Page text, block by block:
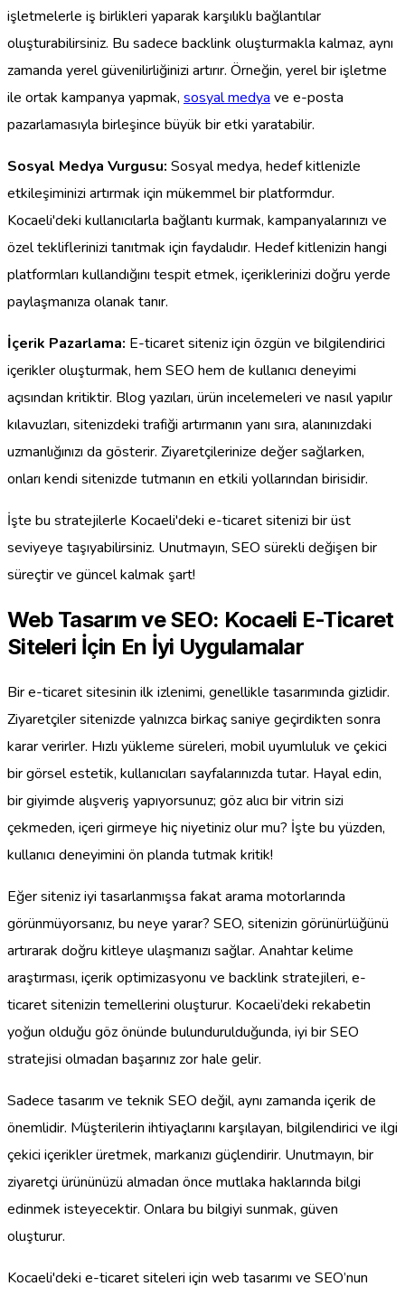
işletmelerle iş birlikleri yaparak karşılıklı bağlantılar
oluşturabilirsiniz. Bu sadece backlink oluşturmakla kalmaz, aynı
zamanda yerel güvenilirliğinizi artırır. Örneğin, yerel bir işletme
ile ortak kampanya yapmak, sosyal medya ve e-posta
pazarlamasıyla birleşince büyük bir etki yaratabilir.
Sosyal Medya Vurgusu: Sosyal medya, hedef kitlenizle
etkileşiminizi artırmak için mükemmel bir platformdur.
Kocaeli'deki kullanıcılarla bağlantı kurmak, kampanyalarınızı ve
özel tekliflerinizi tanıtmak için faydalıdır. Hedef kitlenizin hangi
platformları kullandığını tespit etmek, içeriklerinizi doğru yerde
paylaşmanıza olanak tanır.
İçerik Pazarlama: E-ticaret siteniz için özgün ve bilgilendirici
içerikler oluşturmak, hem SEO hem de kullanıcı deneyimi
açısından kritiktir. Blog yazıları, ürün incelemeleri ve nasıl yapılır
kılavuzları, sitenizdeki trafiği artırmanın yanı sıra, alanınızdaki
uzmanlığınızı da gösterir. Ziyaretçilerinize değer sağlarken,
onları kendi sitenizde tutmanın en etkili yollarından birisidir.
İşte bu stratejilerle Kocaeli'deki e-ticaret sitenizi bir üst
seviyeye taşıyabilirsiniz. Unutmayın, SEO sürekli değişen bir
süreçtir ve güncel kalmak şart!
Web Tasarım ve SEO: Kocaeli E-Ticaret
Siteleri İçin En İyi Uygulamalar
Bir e-ticaret sitesinin ilk izlenimi, genellikle tasarımında gizlidir.
Ziyaretçiler sitenizde yalnızca birkaç saniye geçirdikten sonra
karar verirler. Hızlı yükleme süreleri, mobil uyumluluk ve çekici
bir görsel estetik, kullanıcıları sayfalarınızda tutar. Hayal edin,
bir giyimde alışveriş yapıyorsunuz; göz alıcı bir vitrin sizi
çekmeden, içeri girmeye hiç niyetiniz olur mu? İşte bu yüzden,
kullanıcı deneyimini ön planda tutmak kritik!
Eğer siteniz iyi tasarlanmışsa fakat arama motorlarında
görünmüyorsanız, bu neye yarar? SEO, sitenizin görünürlüğünü
artırarak doğru kitleye ulaşmanızı sağlar. Anahtar kelime
araştırması, içerik optimizasyonu ve backlink stratejileri, e-
ticaret sitenizin temellerini oluşturur. Kocaeli’deki rekabetin
yoğun olduğu göz önünde bulundurulduğunda, iyi bir SEO
stratejisi olmadan başarınız zor hale gelir.
Sadece tasarım ve teknik SEO değil, aynı zamanda içerik de
önemlidir. Müşterilerin ihtiyaçlarını karşılayan, bilgilendirici ve ilgi
çekici içerikler üretmek, markanızı güçlendirir. Unutmayın, bir
ziyaretçi ürününüzü almadan önce mutlaka haklarında bilgi
edinmek isteyecektir. Onlara bu bilgiyi sunmak, güven
oluşturur.
Kocaeli'deki e-ticaret siteleri için web tasarımı ve SEO’nun